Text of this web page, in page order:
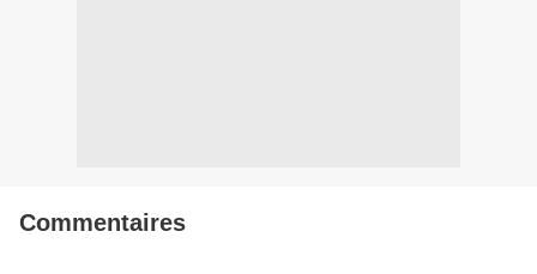
Commentaires